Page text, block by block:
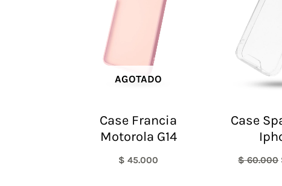
AGOTADO
Case Francia
Motorola G14
$ 45.000
Case
$60.000